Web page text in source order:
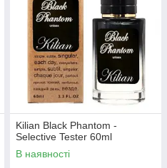
Kilian Black Phantom -
Selective Tester 60ml
В наявності